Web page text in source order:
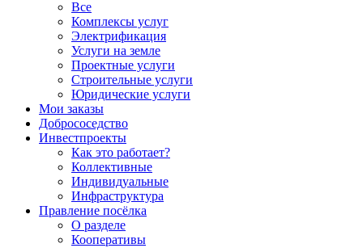
Все
Комплексы услуг
Электрификация
Услуги на земле
Проектные услуги
Строительные услуги
Юридические услуги
Мои заказы
Добрососедство
Инвестпроекты
Как это работает?
Коллективные
Индивидуальные
Инфраструктура
Правление посёлка
О разделе
Кооперативы